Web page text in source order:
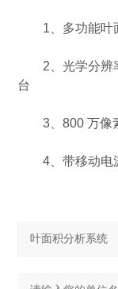
1、多功能叶面
2、光学分辨率
台
3、800 万像素
4、带移动电